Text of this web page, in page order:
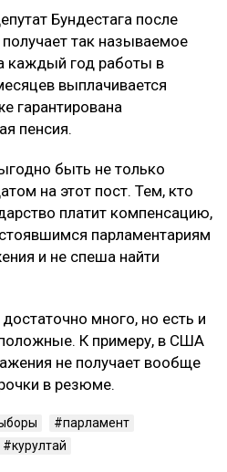
Бундестага после
так называемое
каждый год работы в
выплачивается
гарантирована
пенсия.
быть не только
на этот пост. Тем, кто
платит компенсацию,
парламентариям
и не спеша найти
много, но есть и
К примеру, в США
не получает вообще
в резюме.
парламент
курултай